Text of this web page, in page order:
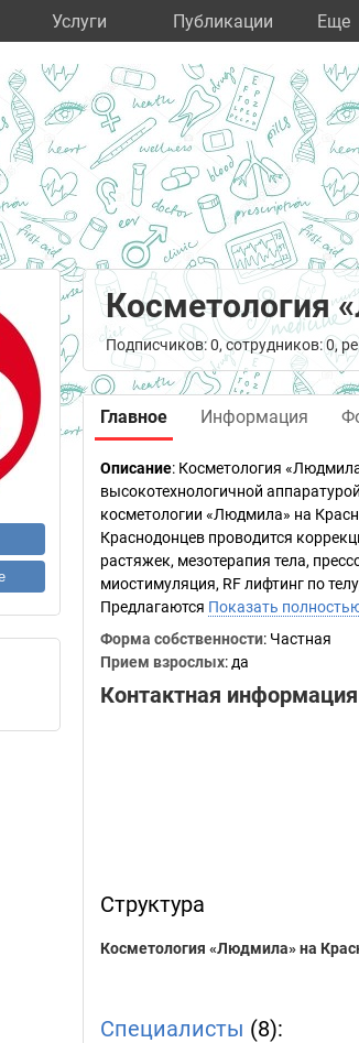
Услуги Публикации Eще
Косметология
Подписчиков: 0, сотрудников: 0,
Главное Информация
Описание: Косметология
высокотехнологичной
косметологии «Людмила» на
Краснодонцев проводится
растяжек, мезотерапия тела,
миостимуляция, RF лифтинг по
Предлагаются Показать
Форма собственности: Частная
Прием взрослых: да
Контактная информация
Структура
Косметология «Людмила» на
Специалисты (8):